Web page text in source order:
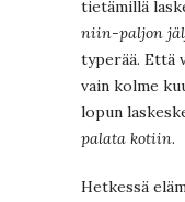
tietämillä
niin-paljon
typerää. Että
vain kolme
lopun
palata kotiin.
Hetkessä